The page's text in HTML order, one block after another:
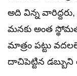
అది విన్న
మనకు అంత
మాత్రం పట్టు
దాచిపెట్టిన